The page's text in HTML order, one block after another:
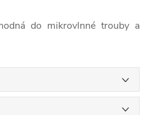
do mikrovlnné trouby a